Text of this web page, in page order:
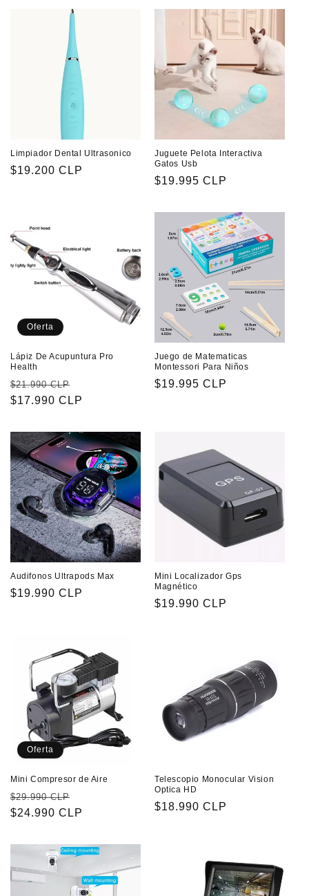
Limpiador Dental Ultrasonico
Precio
$19.200 CLP
Juguete Pelota Interactiva
Gatos Usb
Precio
$19.995 CLP
Oferta
Lápiz De Acupuntura Pro
Health
Precio
habitual
$21.990 CLP
de
$17.990 CLP
Juego de Matematicas
Montessori Para Niños
Precio
$19.995 CLP
Audifonos Ultrapods Max
Precio
$19.990 CLP
Mini Localizador Gps
Magnético
Precio
$19.990 CLP
Oferta
Mini Compresor de Aire
Precio
habitual
$29.990 CLP
de
$24.990 CLP
Telescopio Monocular Vision
Optica HD
Precio
$18.990 CLP